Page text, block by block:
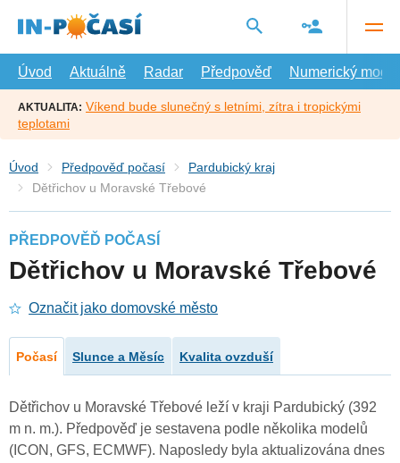
hlavní
Úvod
Aktuálně Radar Předpověď Numerický model
AKTUALITA: Víkend bude slunečný s letními, zítra i tropickými
teplotami
Úvod Předpověď počasí
Pardubický kraj
Dětřichov u Moravské Třebové
PŘEDPOVĚĎ POČASÍ
Dětřichov u Moravské Třebové
Označit jako domovské město
Počasí Slunce a Měsíc Kvalita ovzduší
Dětřichov u Moravské Třebové leží v kraji Pardubický (392
m n. m.). Předpověď je sestavena podle několika modelů
(ICON, GFS, ECMWF). Naposledy byla aktualizována dnes